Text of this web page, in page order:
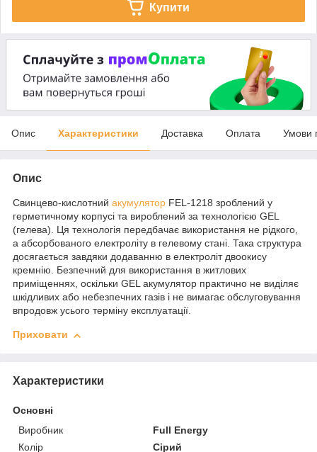
Купити
Опис Характеристики Доставка Оплата Умови
Опис
Свинцево-кислотний акумулятор FEL-1218 зроблений у
герметичному корпусі та вироблений за технологією GEL
(гелева). Ця технологія передбачає використання не рідкого,
а абсорбованого електроліту в гелевому стані. Така структура
досягається завдяки додаванню в електроліт двоокису
кремнію. Безпечний для використання в житлових
приміщеннях, оскільки GEL акумулятор практично не виділяє
шкідливих або небезпечних газів і не вимагає обслуговування
впродовж усього терміну експлуатації.
Приховати
Характеристики
Основні
Виробник
Full Energy
Колір
Сірий